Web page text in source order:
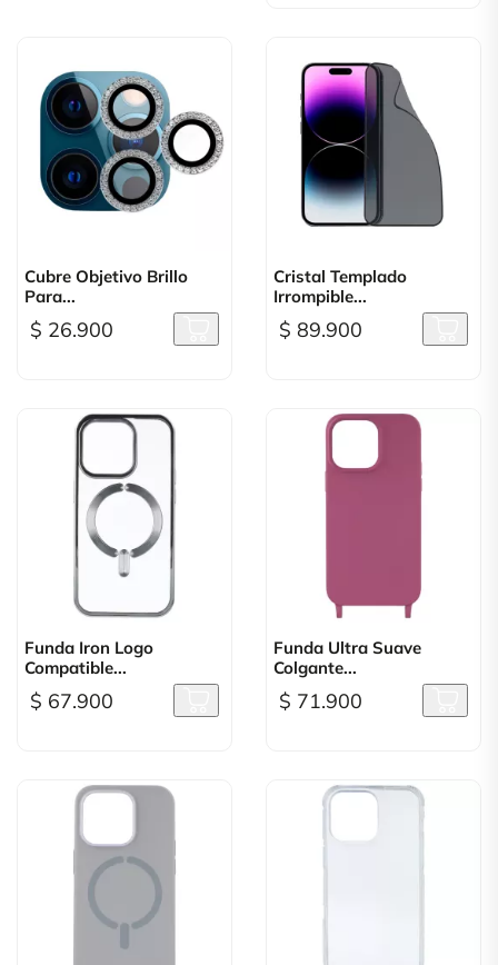
Cubre Objetivo Brillo
Para...
$ 26.900
Cristal Templado
Irrompible...
$ 89.900
Funda Iron Logo
Compatible...
$ 67.900
Funda Ultra Suave
Colgante...
$ 71.900